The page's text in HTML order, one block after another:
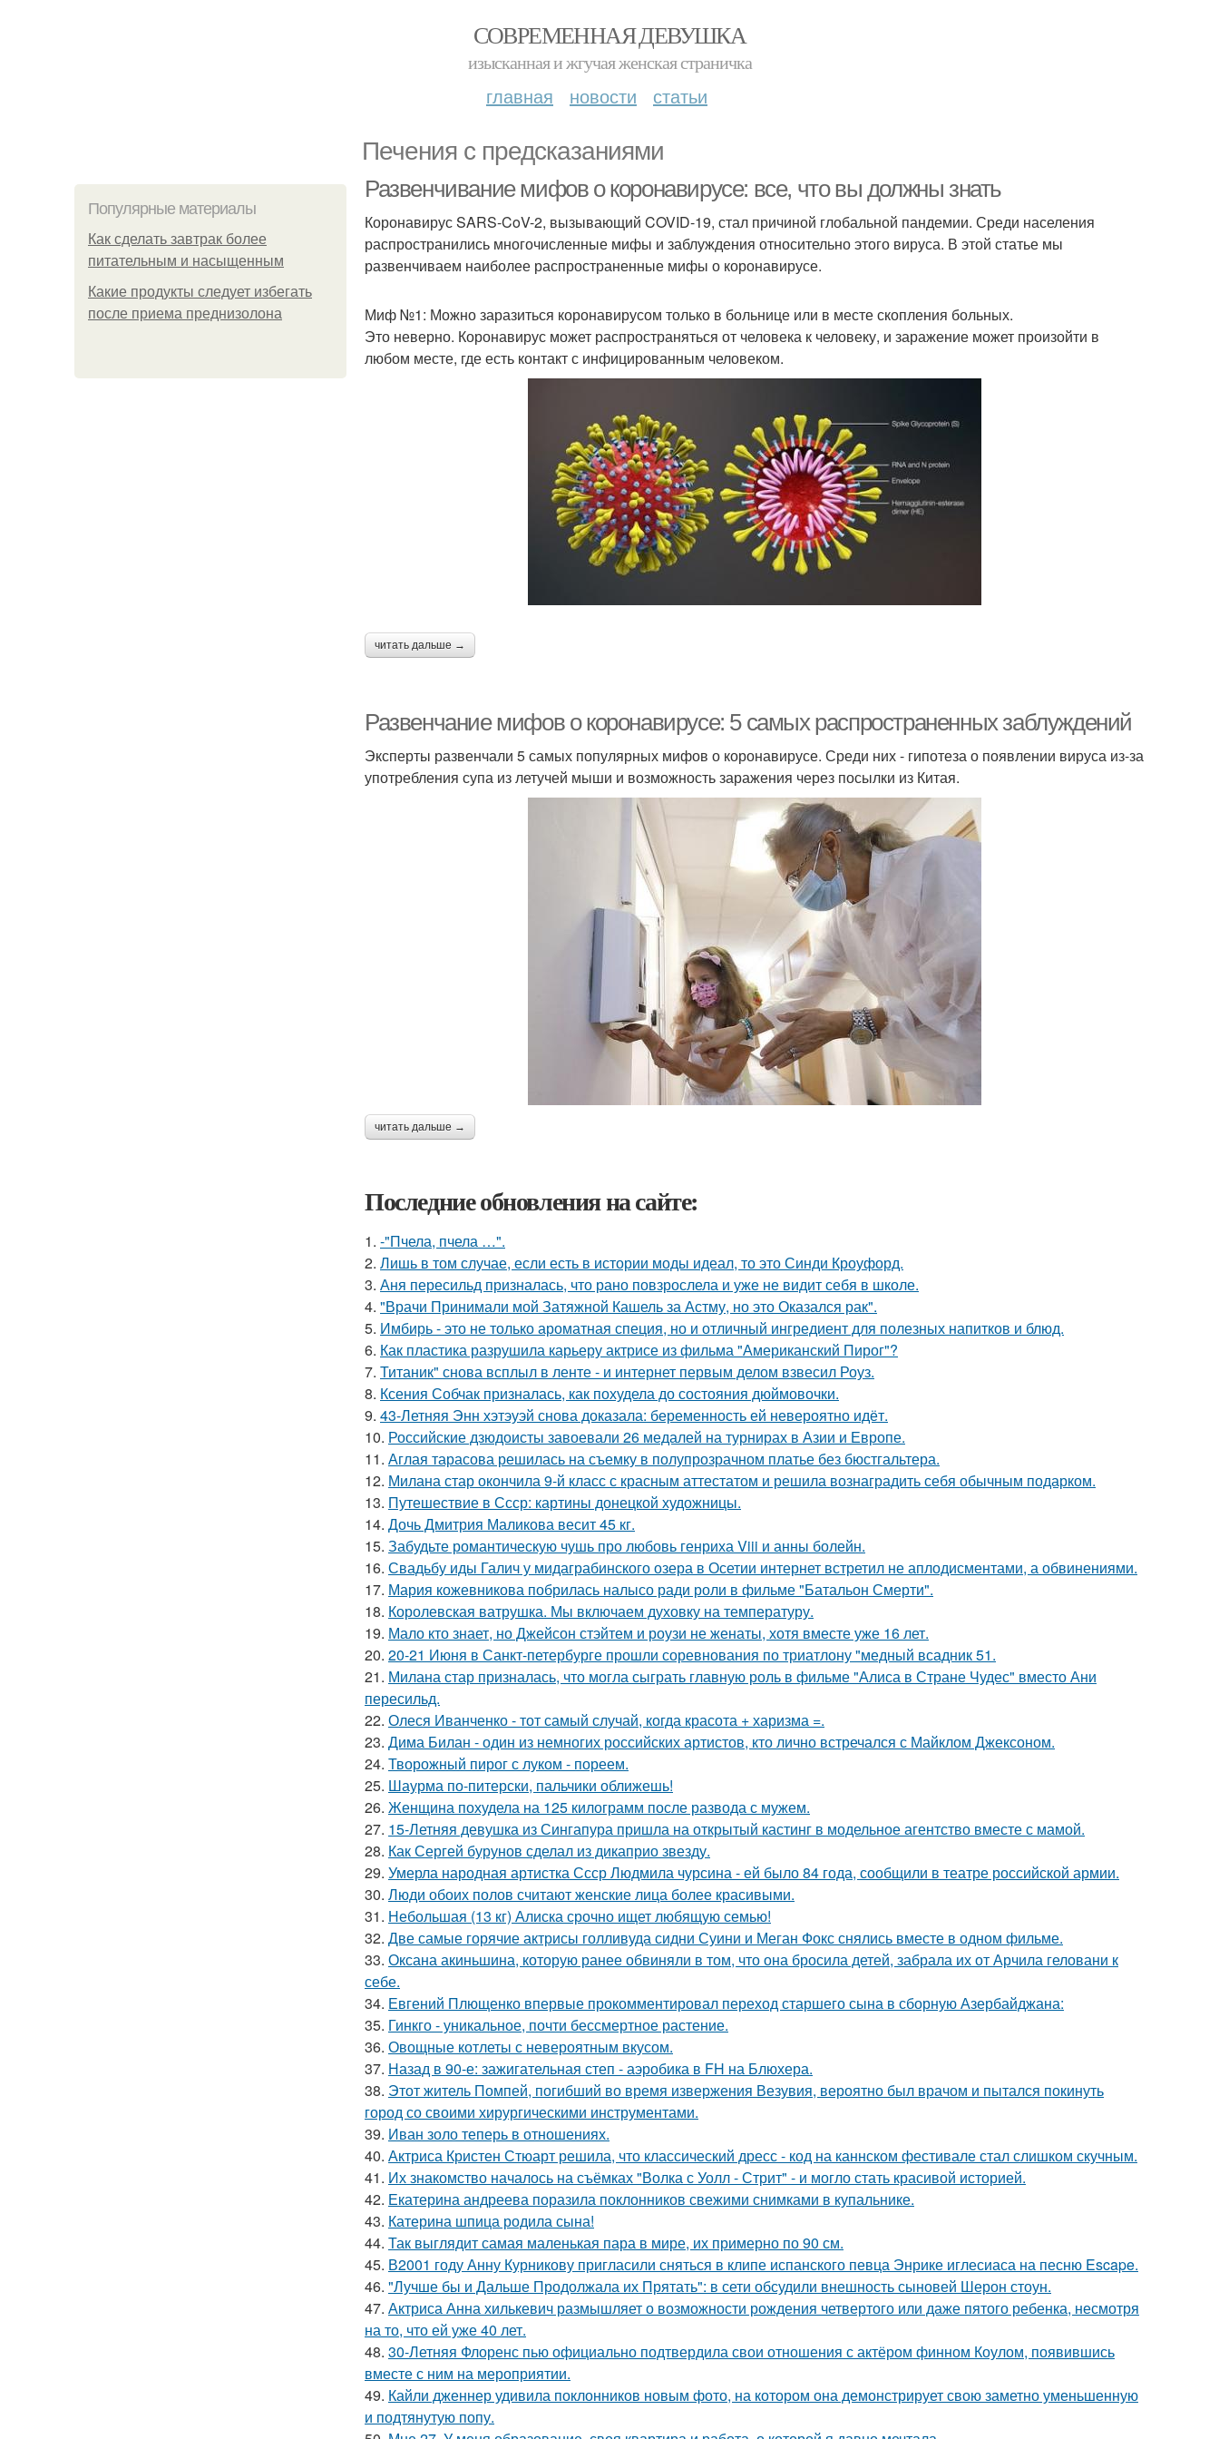
СОВРЕМЕННАЯ ДЕВУШКА
изысканная и жгучая женская страничка
главная новости статьи
Печения с предсказаниями
Популярные материалы
Как сделать завтрак более
питательным и насыщенным
Какие продукты следует избегать
после приема преднизолона
Развенчивание мифов о коронавирусе: все, что вы должны знать
Коронавирус SARS-CoV-2, вызывающий COVID-19, стал причиной глобальной пандемии. Среди населения
распространились многочисленные мифы и заблуждения относительно этого вируса. В этой статье мы
развенчиваем наиболее распространенные мифы о коронавирусе.
Миф №1: Можно заразиться коронавирусом только в больнице или в месте скопления больных.
Это неверно. Коронавирус может распространяться от человека к человеку, и заражение может произойти в
любом месте, где есть контакт с инфицированным человеком.
читать дальше →
Развенчание мифов о коронавирусе: 5 самых распространенных заблуждений
Эксперты развенчали 5 самых популярных мифов о коронавирусе. Среди них - гипотеза о появлении вируса из-за
употребления супа из летучей мыши и возможность заражения через посылки из Китая.
читать дальше →
Последние обновления на сайте:
1. -"Пчела, пчела …".
2. Лишь в том случае, если есть в истории моды идеал, то это Синди Кроуфорд.
3. Аня пересильд призналась, что рано повзрослела и уже не видит себя в школе.
4. "Врачи Принимали мой Затяжной Кашель за Астму, но это Оказался рак".
5. Имбирь - это не только ароматная специя, но и отличный ингредиент для полезных напитков и блюд.
6. Как пластика разрушила карьеру актрисе из фильма "Американский Пирог"?
7. Титаник" снова всплыл в ленте - и интернет первым делом взвесил Роуз.
8. Ксения Собчак призналась, как похудела до состояния дюймовочки.
9. 43-Летняя Энн хэтэуэй снова доказала: беременность ей невероятно идёт.
10. Российские дзюдоисты завоевали 26 медалей на турнирах в Азии и Европе.
11. Аглая тарасова решилась на съемку в полупрозрачном платье без бюстгальтера.
12. Милана стар окончила 9-й класс с красным аттестатом и решила вознаградить себя обычным подарком.
13. Путешествие в Ссср: картины донецкой художницы.
14. Дочь Дмитрия Маликова весит 45 кг.
15. Забудьте романтическую чушь про любовь генриха Viii и анны болейн.
16. Свадьбу иды Галич у мидаграбинского озера в Осетии интернет встретил не аплодисментами, а обвинениями.
17. Мария кожевникова побрилась налысо ради роли в фильме "Батальон Смерти".
18. Королевская ватрушка. Мы включаем духовку на температуру.
19. Мало кто знает, но Джейсон стэйтем и роузи не женаты, хотя вместе уже 16 лет.
20. 20-21 Июня в Санкт-петербурге прошли соревнования по триатлону "медный всадник 51.
21. Милана стар призналась, что могла сыграть главную роль в фильме "Алиса в Стране Чудес" вместо Ани
пересильд.
22. Олеся Иванченко - тот самый случай, когда красота + харизма =.
23. Дима Билан - один из немногих российских артистов, кто лично встречался с Майклом Джексоном.
24. Творожный пирог с луком - пореем.
25. Шаурма по-питерски, пальчики оближешь!
26. Женщина похудела на 125 килограмм после развода с мужем.
27. 15-Летняя девушка из Сингапура пришла на открытый кастинг в модельное агентство вместе с мамой.
28. Как Сергей бурунов сделал из дикаприо звезду.
29. Умерла народная артистка Ссср Людмила чурсина - ей было 84 года, сообщили в театре российской армии.
30. Люди обоих полов считают женские лица более красивыми.
31. Небольшая (13 кг) Алиска срочно ищет любящую семью!
32. Две самые горячие актрисы голливуда сидни Суини и Меган Фокс снялись вместе в одном фильме.
33. Оксана акиньшина, которую ранее обвиняли в том, что она бросила детей, забрала их от Арчила геловани к
себе.
34. Евгений Плющенко впервые прокомментировал переход старшего сына в сборную Азербайджана:
35. Гинкго - уникальное, почти бессмертное растение.
36. Овощные котлеты с невероятным вкусом.
37. Назад в 90-е: зажигательная степ - аэробика в FH на Блюхера.
38. Этот житель Помпей, погибший во время извержения Везувия, вероятно был врачом и пытался покинуть
город со своими хирургическими инструментами.
39. Иван золо теперь в отношениях.
40. Актриса Кристен Стюарт решила, что классический дресс - код на каннском фестивале стал слишком скучным.
41. Их знакомство началось на съёмках "Волка с Уолл - Стрит" - и могло стать красивой историей.
42. Екатерина андреева поразила поклонников свежими снимками в купальнике.
43. Катерина шпица родила сына!
44. Так выглядит самая маленькая пара в мире, их примерно по 90 см.
45. В2001 году Анну Курникову пригласили сняться в клипе испанского певца Энрике иглесиаса на песню Escape.
46. "Лучше бы и Дальше Продолжала их Прятать": в сети обсудили внешность сыновей Шерон стоун.
47. Актриса Анна хилькевич размышляет о возможности рождения четвертого или даже пятого ребенка, несмотря
на то, что ей уже 40 лет.
48. 30-Летняя Флоренс пью официально подтвердила свои отношения с актёром финном Коулом, появившись
вместе с ним на мероприятии.
49. Кайли дженнер удивила поклонников новым фото, на котором она демонстрирует свою заметно уменьшенную
и подтянутую попу.